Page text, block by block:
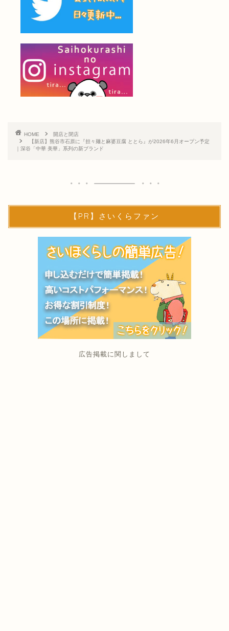
HOME
開店と閉店
【新店】熊谷市石原に『担々麺と麻婆豆腐 ととら』が2026年6月オープン予定
｜深谷「中華 美華」系列の新ブランド
【PR】さいくらファン
広告掲載に関しまして